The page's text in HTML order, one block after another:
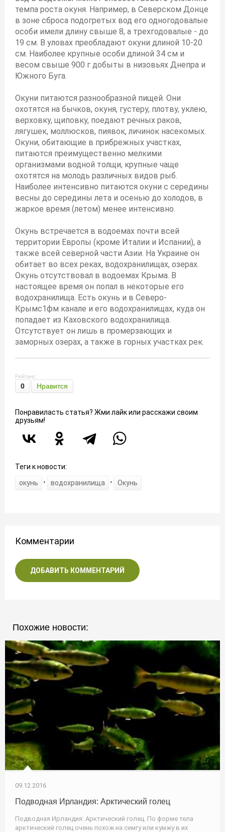
темпа роста окуня. Например, в Северском Донце
в зоне сброса подогретых вод его одногодовалые
особи имели длину свыше 8, а трехгодовалые - до
19 см. В уловах преобладают окуни длиной 10-20
см. Наиболее крупные особи длиной 34 см и
весом свыше 900 г добыты в низовьях Днепра и
Южного Буга.
Окуни питаются разнообразной пищей. Они
охотятся на бычков, окуня, густеру, плотву, уклею,
верховку, щиповку, поедают речных раков,
лягушек, моллюсков, пиявок, личинок насекомых.
Окуни, обитающие в прибрежных участках,
питаются преимущественно мелкими
организмами водной толщи, крупные чаще
охотятся на молодь различных видов рыб.
Наиболее интенсивно питаются окуни с середины
весны до середины лета и осенью до холодов, в
жаркое время (летом) менее интенсивно.
Окунь встречается в водоемах почти всей
территории Европы (кроме Италии и Испании), а
также всей северной части Азии. На Украине он
обитает во всех реках, водохранилищах, озерах.
Окунь отсутствовал в водоемах Крыма. В
настоящее время он попал в некоторые его
водохранилища. Есть окунь и в Северо-
Крымс1фм канале и его водохранилищах, куда он
попадает из Каховского водохранилища.
Отсутствует он лишь в промерзающих и
заморных озерах, а также в горных участках рек.
Рейтинг:
0 Нравится
Понравиласть статья? Жми лайк или расскажи своим
друзьям!
Теги к новости:
окунь
, водохранилища , Окунь
Комментарии
ДОБАВИТЬ КОММЕНТАРИЙ
Похожие новости:
09.12.2016
Подводная Ирландия: Арктический голец
Подводная Ирландия: Арктический голец. По форме тела
арктический голец очень похож на семгу или кумжу в их